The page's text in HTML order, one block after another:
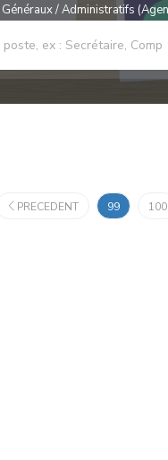
/ Administratifs
PRECEDENT 99 100